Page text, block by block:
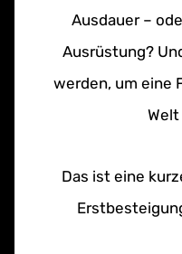
Ausdauer –
Ausrüstung?
werden, um eine
Das ist eine